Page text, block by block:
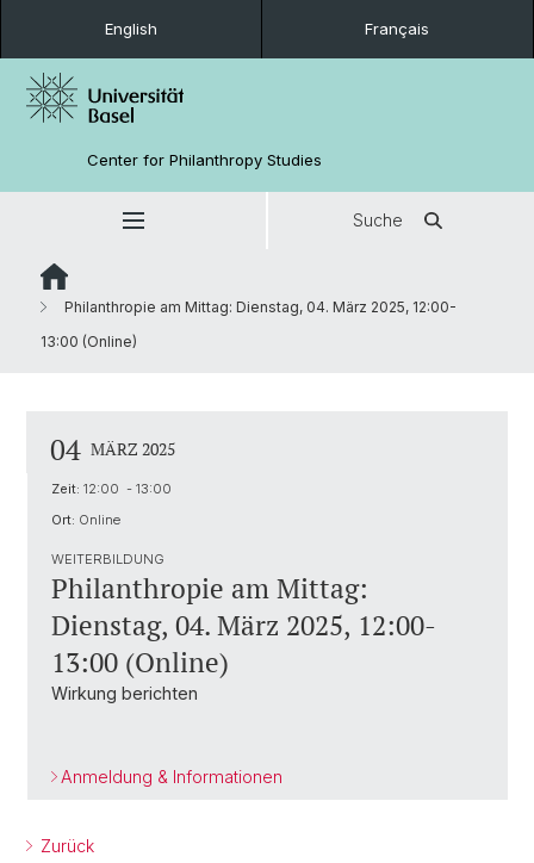
English Français
Center for Philanthropy Studies
Suche
Philanthropie am Mittag: Dienstag, 04. März 2025, 12:00-
13:00 (Online)
04 MÄRZ 2025
Zeit: 12:00 - 13:00
Ort: Online
WEITERBILDUNG
Philanthropie am Mittag:
Dienstag, 04. März 2025, 12:00-
13:00 (Online)
Wirkung berichten
Anmeldung & Informationen
Zurück